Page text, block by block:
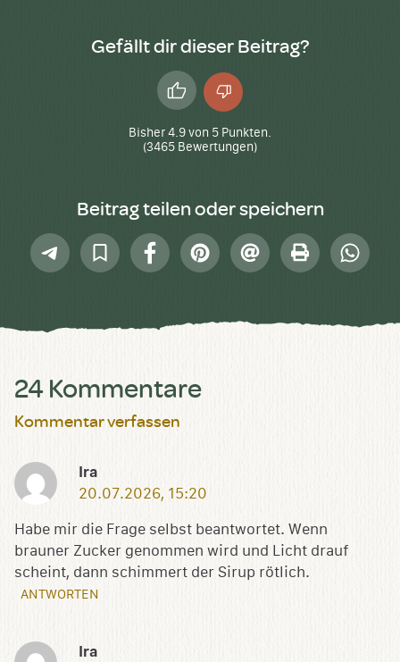
Gefällt dir dieser Beitrag?
Daumen
hoch
Daumen
runter
Bisher4.9von 5 Punkten.
(3465 Bewertungen)
Beitrag teilen oder speichern
Telegram
In
Sammlung
FacebookPinterest
E-
Mail
Drucken
24 Kommentare
Kommentar verfassen
Ira
20.07.2026, 15:20
Habe mir die Frage selbst beantwortet. Wenn
brauner Zucker genommen wird und Licht drauf
scheint, dann schimmert der Sirup rötlich.
ANTWORTEN
Ira